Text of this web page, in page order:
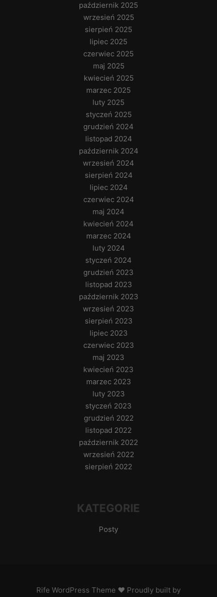
październik 2025
wrzesień 2025
sierpień 2025
lipiec 2025
czerwiec 2025
maj 2025
kwiecień 2025
marzec 2025
luty 2025
styczeń 2025
grudzień 2024
listopad 2024
październik 2024
wrzesień 2024
sierpień 2024
lipiec 2024
czerwiec 2024
maj 2024
kwiecień 2024
marzec 2024
luty 2024
styczeń 2024
grudzień 2023
listopad 2023
październik 2023
wrzesień 2023
sierpień 2023
lipiec 2023
czerwiec 2023
maj 2023
kwiecień 2023
marzec 2023
luty 2023
styczeń 2023
grudzień 2022
listopad 2022
październik 2022
wrzesień 2022
sierpień 2022
KATEGORIE
Posty
Rife WordPress Theme ♥ Proudly built by